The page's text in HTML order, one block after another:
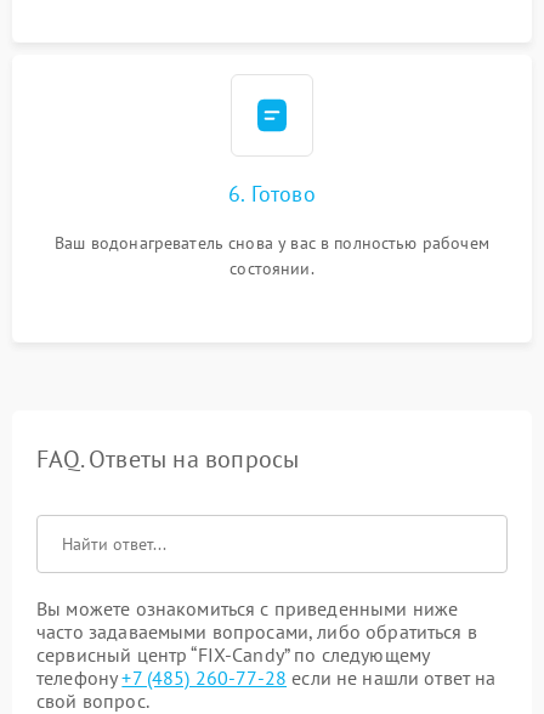
6. Готово
Ваш водонагреватель снова у вас в полностью рабочем
состоянии.
FAQ. Ответы на вопросы
Вы можете ознакомиться с приведенными ниже
часто задаваемыми вопросами, либо обратиться в
сервисный центр “FIX-Candy” по следующему
телефону+7 (485) 260-77-28 если не нашли ответ на
свой вопрос.